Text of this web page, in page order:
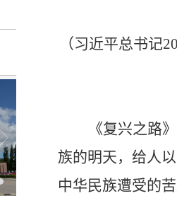
（习近平总书记
《复兴之路
族的明天，给人
中华民族遭受的